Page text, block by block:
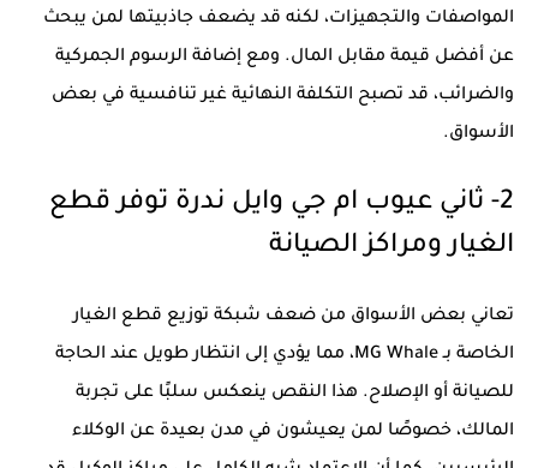
المواصفات والتجهيزات، لكنه قد يضعف جاذبيتها لمن يبحث
عن أفضل قيمة مقابل المال. ومع إضافة الرسوم الجمركية
والضرائب، قد تصبح التكلفة النهائية غير تنافسية في بعض
الأسواق.
2- ثاني عيوب ام جي وايل ندرة توفر قطع
الغيار ومراكز الصيانة
تعاني بعض الأسواق من ضعف شبكة توزيع قطع الغيار
الخاصة بـ MG Whale، مما يؤدي إلى انتظار طويل عند الحاجة
للصيانة أو الإصلاح. هذا النقص ينعكس سلبًا على تجربة
المالك، خصوصًا لمن يعيشون في مدن بعيدة عن الوكلاء